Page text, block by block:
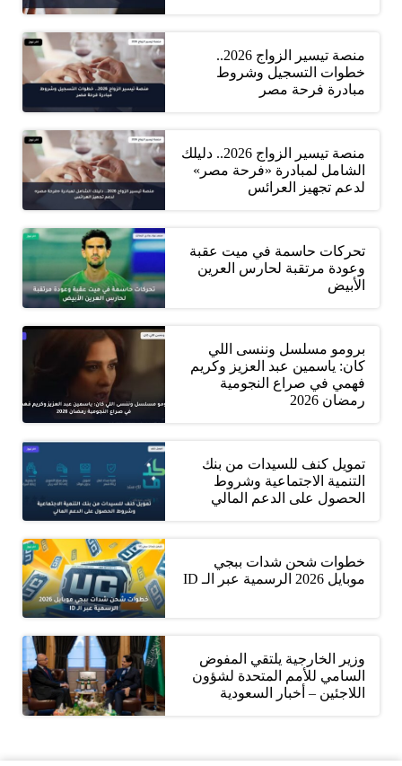
منصة تيسير الزواج 2026..
خطوات التسجيل وشروط
مبادرة فرحة مصر
منصة تيسير الزواج 2026.. دليلك
الشامل لمبادرة «فرحة مصر»
لدعم تجهيز العرائس
تحركات حاسمة في ميت عقبة
وعودة مرتقبة لحارس العرين
الأبيض
برومو مسلسل وننسى اللي
كان: ياسمين عبد العزيز وكريم
فهمي في صراع النجومية
رمضان 2026
تمويل كنف للسيدات من بنك
التنمية الاجتماعية وشروط
الحصول على الدعم المالي
خطوات شحن شدات ببجي
موبايل 2026 الرسمية عبر الـ ID
وزير الخارجية يلتقي المفوض
السامي للأمم المتحدة لشؤون
اللاجئين – أخبار السعودية